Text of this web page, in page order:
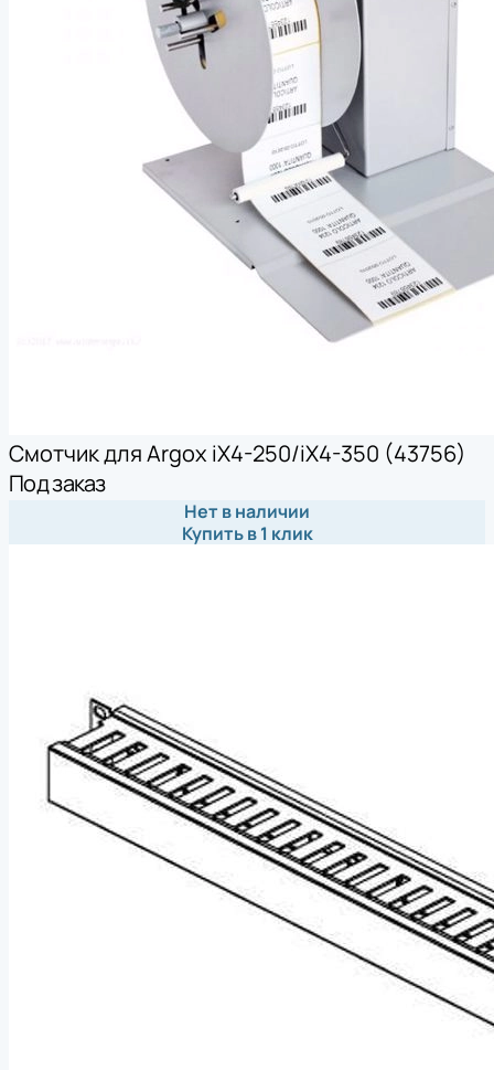
Смотчик для Argox iX4-250/iX4-350 (43756)
Под заказ
Нет в наличии
Купить в 1 клик